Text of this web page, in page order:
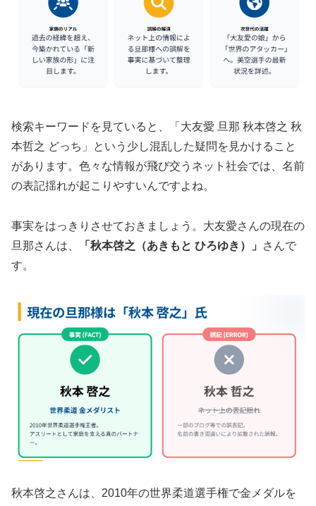
検索キーワードを見ていると、「大友愛 旦那 秋本啓之 秋
本哲之 どっち」という少し混乱した疑問を見かけること
があります。色々な情報が飛び交うネット社会では、名前
の表記揺れが起こりやすいんですよね。
事実をはっきりさせておきましょう。大友愛さんの現在の
旦那さんは、
「秋本啓之（あきもと ひろゆき）」
さんで
す。
秋本啓之さんは、2010年の世界柔道選手権で金メダルを